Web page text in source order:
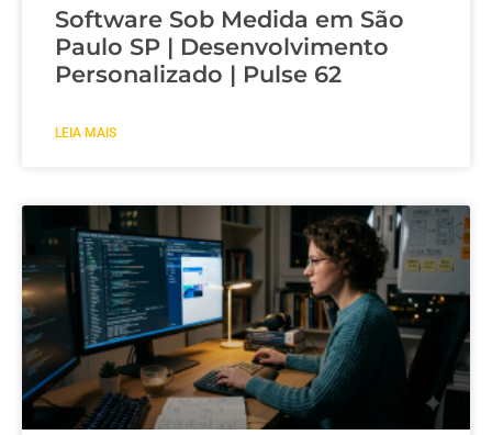
Software Sob Medida em São
Paulo SP | Desenvolvimento
Personalizado | Pulse 62
LEIA MAIS